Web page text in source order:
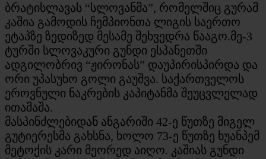
ბრატისლავას “სლოვანმა”, რომელშიც გურამ
კაშია გამოდის ჩემპიონთა ლიგის საერთო
ეტაპზე ზედიზედ მესამე შეხვედრა წააგო.მე-3
ტურში სლოვაკური გუნდი ესპანეთში
ადგილობრივ “ჟირონას” დაუპირისპირდა და
ორი უპასუხო გოლი გაუშვა. საქართველოს
ეროვნული ნაკრების კაპიტანმა შეუცვლელად
ითამაშა.
მასპინძლებიდან ანგარიში 42-ე წუთზე მიგელ
გუტიერესმა გახსნა, ხოლო 73-ე წუთზე ხუანპემ
მეტოქის კარი მეორედ აიღო. კაშიას გუნდი